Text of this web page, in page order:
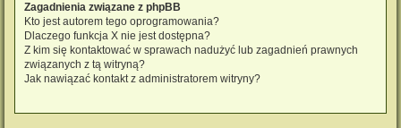
Zagadnienia związane z phpBB
Kto jest autorem tego oprogramowania?
Dlaczego funkcja X nie jest dostępna?
Z kim się kontaktować w sprawach nadużyć lub zagadnień prawnych
związanych z tą witryną?
Jak nawiązać kontakt z administratorem witryny?